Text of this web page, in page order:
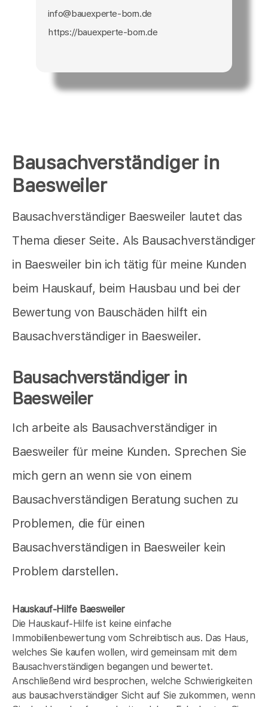
Bausachverständiger in
Baesweiler
Bausachverständiger Baesweiler lautet das
Thema dieser Seite. Als Bausachverständiger
in Baesweiler bin ich tätig für meine Kunden
beim Hauskauf, beim Hausbau und bei der
Bewertung von Bauschäden hilft ein
Bausachverständiger in Baesweiler.
Bausachverständiger in
Baesweiler
Ich arbeite als Bausachverständiger in
Baesweiler für meine Kunden. Sprechen Sie
mich gern an wenn sie von einem
Bausachverständigen Beratung suchen zu
Problemen, die für einen
Bausachverständigen in Baesweiler kein
Problem darstellen.
Hauskauf-Hilfe Baesweiler
Die Hauskauf-Hilfe ist keine einfache
Immobilienbewertung vom Schreibtisch aus. Das Haus,
welches Sie kaufen wollen, wird gemeinsam mit dem
Bausachverständigen begangen und bewertet.
Anschließend wird besprochen, welche Schwierigkeiten
aus bausachverständiger Sicht auf Sie zukommen, wenn
info@bauexperte-born.de
https://bauexperte-born.de